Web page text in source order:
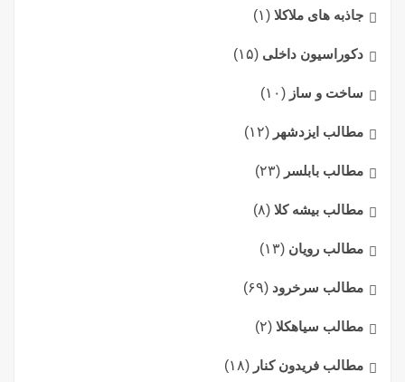
جاذبه های ملاکلا (۱)
دکوراسیون داخلی (۱۵)
ساخت و ساز (۱۰)
مطالب ایزدشهر (۱۲)
مطالب بابلسر (۲۳)
مطالب بیشه کلا (۸)
مطالب رویان (۱۳)
مطالب سرخرود (۶۹)
مطالب سیاهکلا (۲)
مطالب فریدون کنار (۱۸)